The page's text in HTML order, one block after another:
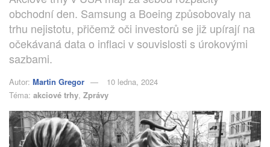
obchodní den. Samsung a Boeing způsobovaly na
trhu nejistotu, přičemž oči investorů se již upírají na
očekávaná data o inflaci v souvislosti s úrokovými
sazbami.
Autor: Martin Gregor
10 ledna, 2024
Téma: akciové trhy, Zprávy